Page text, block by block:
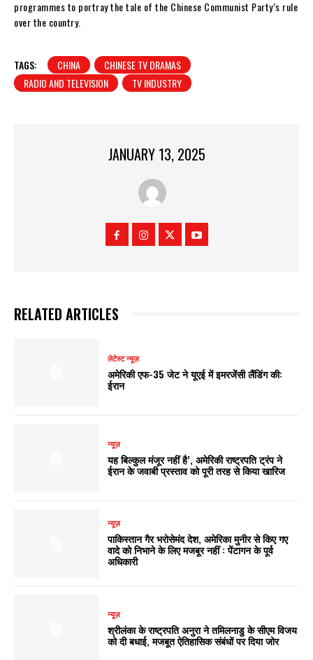
programmes to portray the tale of the Chinese Communist Party’s rule
over the country.
TAGS: CHINA
CHINESE TV DRAMAS
RADIO AND TELEVISION
TV INDUSTRY
JANUARY 13, 2025
RELATED ARTICLES
लेटेस्ट न्यूज़
अमेरिकी एफ-35 जेट ने यूएई में इमरजेंसी लैंडिंग की:
ईरान
न्यूज़
यह बिल्कुल मंजूर नहीं है’, अमेरिकी राष्ट्रपति ट्रंप ने
ईरान के जवाबी प्रस्ताव को पूरी तरह से किया खारिज
न्यूज़
पाकिस्तान गैर भरोसेमंद देश, अमेरिका मुनीर से किए गए
वादे को निभाने के लिए मजबूर नहीं : पेंटागन के पूर्व
अधिकारी
न्यूज़
श्रीलंका के राष्ट्रपति अनुरा ने तमिलनाडु के सीएम विजय
को दी बधाई, मजबूत ऐतिहासिक संबंधों पर दिया जोर